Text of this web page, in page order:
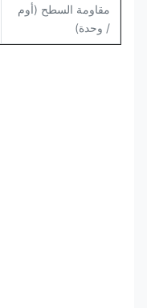
مقاومة السطح (أوم
/ وحدة)